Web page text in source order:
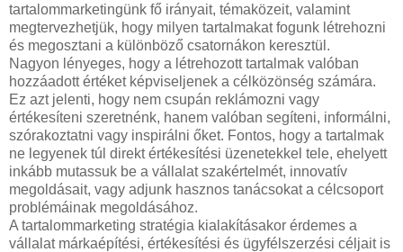
tartalommarketingünk fő irányait, témaközeit, valamint
megtervezhetjük, hogy milyen tartalmakat fogunk létrehozni
és megosztani a különböző csatornákon keresztül.
Nagyon lényeges, hogy a létrehozott tartalmak valóban
hozzáadott értéket képviseljenek a célközönség számára.
Ez azt jelenti, hogy nem csupán reklámozni vagy
értékesíteni szeretnénk, hanem valóban segíteni, informálni,
szórakoztatni vagy inspirálni őket. Fontos, hogy a tartalmak
ne legyenek túl direkt értékesítési üzenetekkel tele, ehelyett
inkább mutassuk be a vállalat szakértelmét, innovatív
megoldásait, vagy adjunk hasznos tanácsokat a célcsoport
problémáinak megoldásához.
A tartalommarketing stratégia kialakításakor érdemes a
vállalat márkaépítési, értékesítési és ügyfélszerzési céljait is